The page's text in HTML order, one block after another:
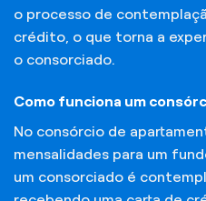
o processo de
crédito, o que torna a
o consorciado.
Como funciona um
No consórcio de
mensalidades para um
um consorciado é